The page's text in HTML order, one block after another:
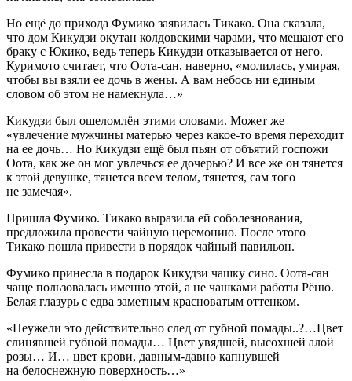
Но ещё до прихода Фумико заявилась Тикако. Она сказала,
что дом Кикудзи окутан колдовскими чарами, что мешают его
браку с Юкико, ведь теперь Кикудзи отказывается от него.
Куримото считает, что Оота-сан, наверно, «молилась, умирая,
чтобы вы взяли ее дочь в жены. А вам небось ни единым
словом об этом не намекнула…»
Кикудзи был ошеломлён этими словами. Может же
«увлечение мужчины матерью через какое-то время переходит
на ее дочь… Но Кикудзи ещё был пьян от объятий госпожи
Оота, как же он мог увлечься ее дочерью? И все же он тянется
к этой девушке, тянется всем телом, тянется, сам того
не замечая».
Пришла Фумико. Тикако выразила ей соболезнования,
предложила провести чайную церемонию. После этого
Тикако пошла привести в порядок чайный павильон.
Фумико принесла в подарок Кикудзи чашку сино. Оота-сан
чаще пользовалась именно этой, а не чашками работы Рёню.
Белая глазурь с едва заметным красноватым оттенком.
«Неужели это действительно след от губной помады..?…Цвет
слинявшей губной помады… Цвет увядшей, высохшей алой
розы… И… цвет крови, давным-давно капнувшей
на белоснежную поверхность…»